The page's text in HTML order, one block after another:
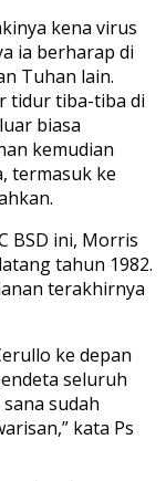
kena virus
ia berharap di
Tuhan lain.
tidur tiba-tiba di
biasa
kemudian
termasuk ke
BSD ini, Morris
tahun 1982.
terakhirnya
ke depan
seluruh
sudah
kata Ps